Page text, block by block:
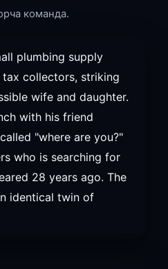
команда.
plumbing supply
tax collectors, striking
wife and daughter.
with his friend
"where are you?"
who is searching for
28 years ago. The
identical twin of